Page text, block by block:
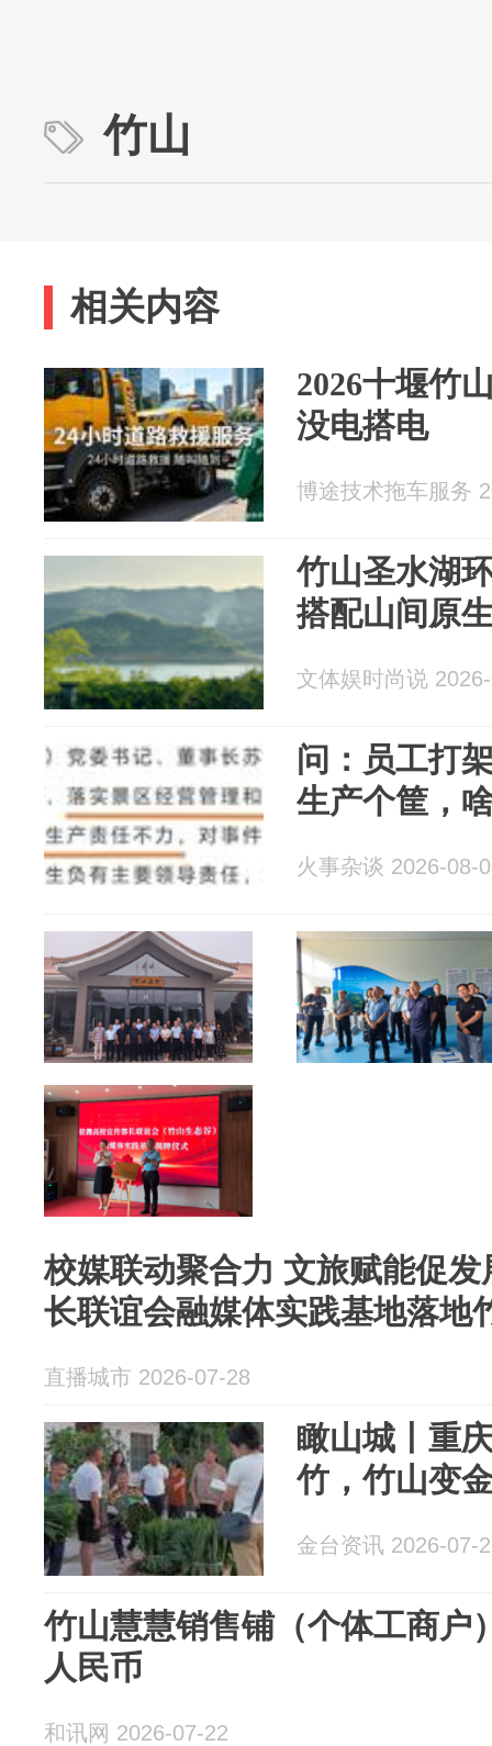
竹山
相关内容
2026十堰竹
没电搭电
博途技术拖车服务
竹山圣水湖
搭配山间原
文体娱时尚说
问：员工打
生产个筐，
火事杂谈 2026-08-
校媒联动聚合力 文旅赋能促
长联谊会融媒体实践基地落地
直播城市 2026-07-28
瞰山城丨重
竹，竹山变
金台资讯 2026-07-
竹山慧慧销售铺（个体工商户
人民币
和讯网 2026-07-22